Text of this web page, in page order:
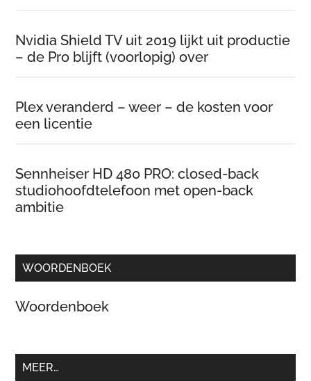
Nvidia Shield TV uit 2019 lijkt uit productie
– de Pro blijft (voorlopig) over
Plex veranderd – weer – de kosten voor
een licentie
Sennheiser HD 480 PRO: closed-back
studiohoofdtelefoon met open-back
ambitie
WOORDENBOEK
Woordenboek
MEER…